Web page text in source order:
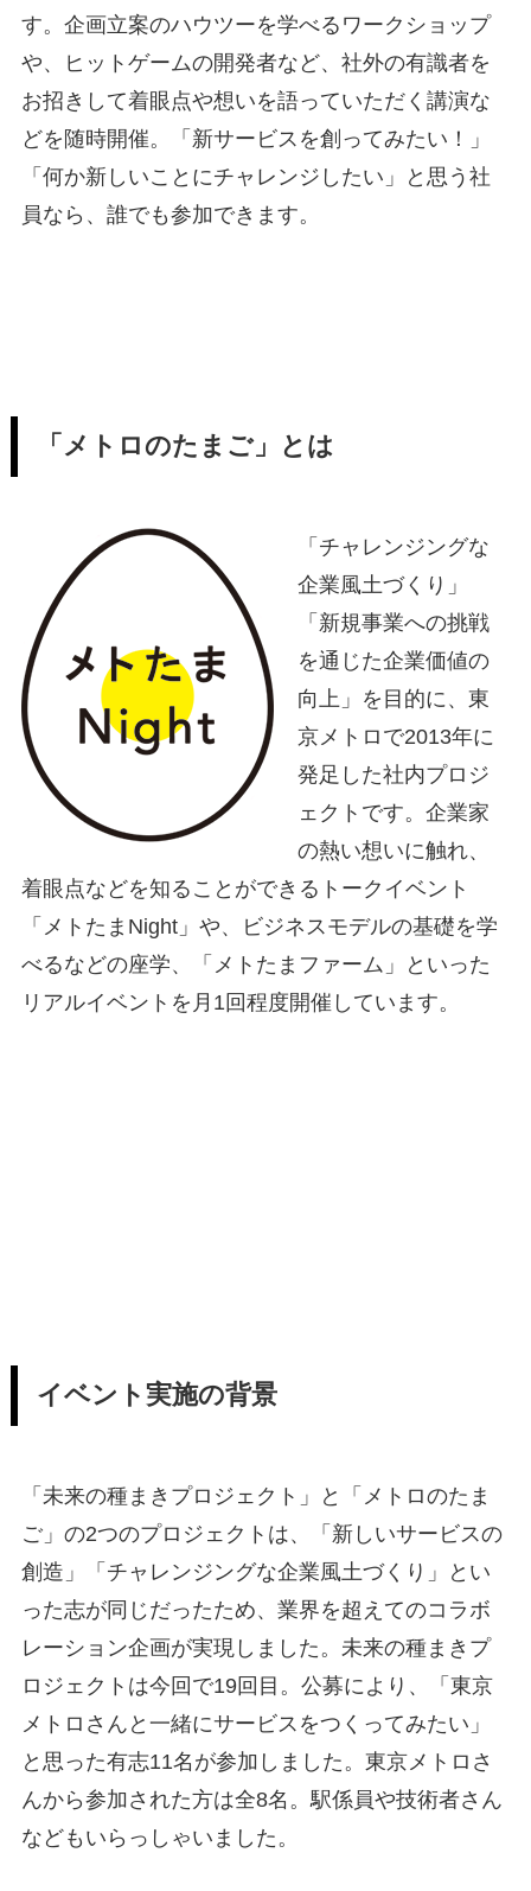
す。企画立案のハウツーを学べるワークショップ
や、ヒットゲームの開発者など、社外の有識者を
お招きして着眼点や想いを語っていただく講演な
どを随時開催。「新サービスを創ってみたい！」
「何か新しいことにチャレンジしたい」と思う社
員なら、誰でも参加できます。
「メトロのたまご」とは
「チャレンジングな
企業風土づくり」
「新規事業への挑戦
を通じた企業価値の
向上」を目的に、東
京メトロで2013年に
発足した社内プロジ
ェクトです。企業家
の熱い想いに触れ、
着眼点などを知ることができるトークイベント
「メトたまNight」や、ビジネスモデルの基礎を学
べるなどの座学、「メトたまファーム」といった
リアルイベントを月1回程度開催しています。
イベント実施の背景
「未来の種まきプロジェクト」と「メトロのたま
ご」の2つのプロジェクトは、「新しいサービスの
創造」「チャレンジングな企業風土づくり」とい
った志が同じだったため、業界を超えてのコラボ
レーション企画が実現しました。未来の種まきプ
ロジェクトは今回で19回目。公募により、「東京
メトロさんと一緒にサービスをつくってみたい」
と思った有志11名が参加しました。東京メトロさ
んから参加された方は全8名。駅係員や技術者さん
などもいらっしゃいました。